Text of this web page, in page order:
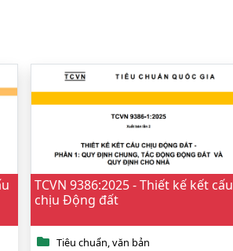
TCVN 9386:2025 - Thiết kế kết cấu
chịu Động đất
Tiêu chuẩn, văn bản